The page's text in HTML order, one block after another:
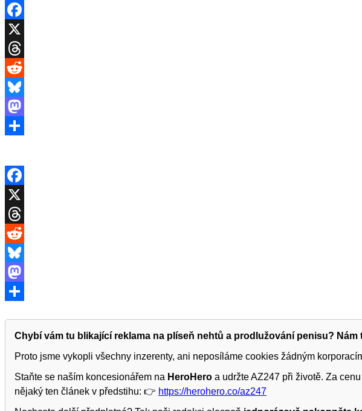
Facebook
X
Threads
Reddit
Bluesky
Mastodon
Facebook
X
Threads
Reddit
Bluesky
Mastodon
Chybí vám tu blikající reklama na plíseň nehtů a prodlužování penisu? Nám
Proto jsme vykopli všechny inzerenty, ani neposíláme cookies žádným
Staňte se naším koncesionářem na HeroHero a udržte AZ247 při životě. Za
nějaký ten článek v předstihu: 👉 https://herohero.co/az247